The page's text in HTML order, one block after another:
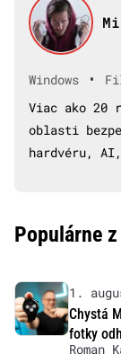
Windows •
Viac ako 20
oblasti
hardvéru,
Populárne
1.
Chystá
fotky
Roman